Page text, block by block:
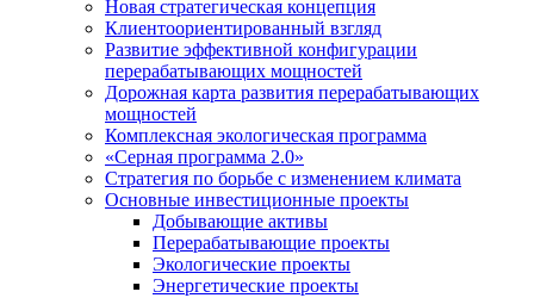
Новая стратегическая концепция
Клиентоориентированный взгляд
Развитие эффективной конфигурации
перерабатывающих мощностей
Дорожная карта развития перерабатывающих
мощностей
Комплексная экологическая программа
«Серная программа 2.0»
Стратегия по борьбе с изменением климата
Основные инвестиционные проекты
Добывающие активы
Перерабатывающие проекты
Экологические проекты
Энергетические проекты